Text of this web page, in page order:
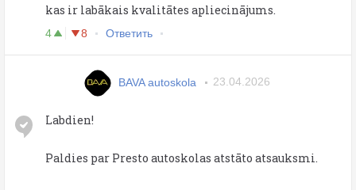
kas ir labākais kvalitātes apliecinājums.
4 8 Ответить
BAVA autoskola 23.04.2026
Labdien!
Paldies par Presto autoskolas atstāto atsauksmi.